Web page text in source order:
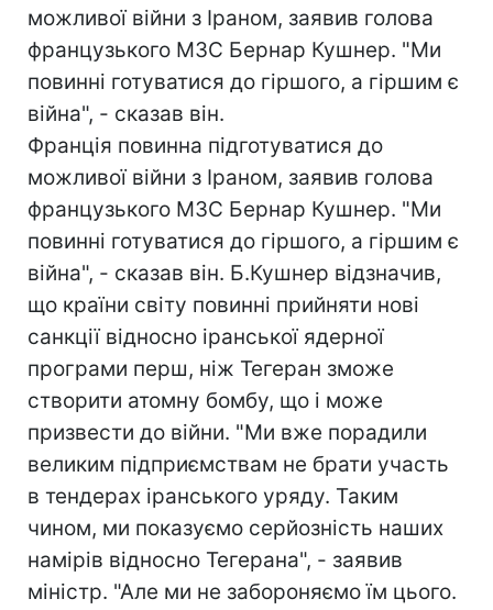
можливої війни з Іраном, заявив голова
французького МЗС Бернар Кушнер. "Ми
повинні готуватися до гіршого, а гіршим є
війна", - сказав він.
Франція повинна підготуватися до
можливої війни з Іраном, заявив голова
французького МЗС Бернар Кушнер. "Ми
повинні готуватися до гіршого, а гіршим є
війна", - сказав він. Б.Кушнер відзначив,
що країни світу повинні прийняти нові
санкції відносно іранської ядерної
програми перш, ніж Тегеран зможе
створити атомну бомбу, що і може
призвести до війни. "Ми вже порадили
великим підприємствам не брати участь
в тендерах іранського уряду. Таким
чином, ми показуємо серйозність наших
намірів відносно Тегерана", - заявив
міністр. "Але ми не забороняємо їм цього.